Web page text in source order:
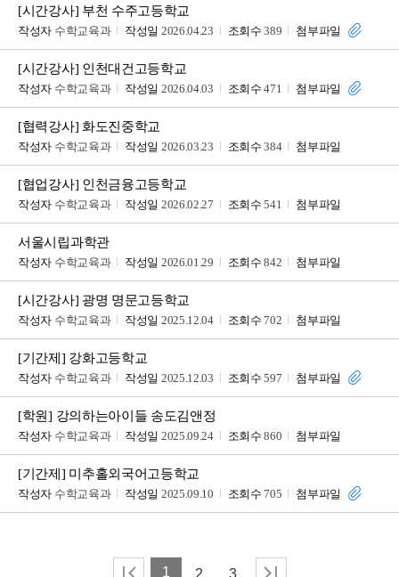
[시간강사] 부천 수주고등학교
작성자 수학교육과 작성일 2026.04.23 조회수 389 첨부파일
[시간강사] 인천대건고등학교
작성자 수학교육과 작성일 2026.04.03 조회수 471 첨부파일
[협력강사] 화도진중학교
작성자 수학교육과 작성일 2026.03.23 조회수 384 첨부파일
[협업강사] 인천금융고등학교
작성자 수학교육과 작성일 2026.02.27 조회수 541 첨부파일
서울시립과학관
작성자 수학교육과 작성일 2026.01.29 조회수 842 첨부파일
[시간강사] 광명 명문고등학교
작성자 수학교육과 작성일 2025.12.04 조회수 702 첨부파일
[기간제] 강화고등학교
작성자 수학교육과 작성일 2025.12.03 조회수 597 첨부파일
[학원] 강의하는아이들 송도김앤정
작성자 수학교육과 작성일 2025.09.24 조회수 860 첨부파일
[기간제] 미추홀외국어고등학교
작성자 수학교육과 작성일 2025.09.10 조회수 705 첨부파일
1 2 3